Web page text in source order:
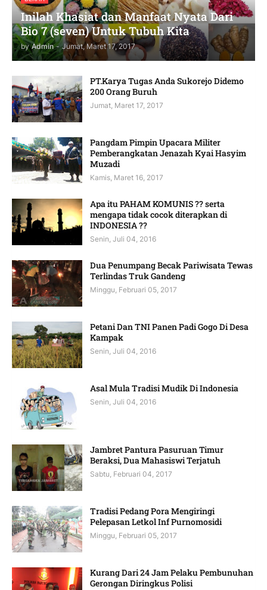
Inilah Khasiat dan Manfaat Nyata Dari
Bio 7 (seven) Untuk Tubuh Kita
by Admin - Jumat, Maret 17, 2017
PT.Karya Tugas Anda Sukorejo Didemo
200 Orang Buruh
Jumat, Maret 17, 2017
Pangdam Pimpin Upacara Militer
Pemberangkatan Jenazah Kyai Hasyim
Muzadi
Kamis, Maret 16, 2017
Apa itu PAHAM KOMUNIS ?? serta
mengapa tidak cocok diterapkan di
INDONESIA ??
Senin, Juli 04, 2016
Dua Penumpang Becak Pariwisata Tewas
Terlindas Truk Gandeng
Minggu, Februari 05, 2017
Petani Dan TNI Panen Padi Gogo Di Desa
Kampak
Senin, Juli 04, 2016
Asal Mula Tradisi Mudik Di Indonesia
Senin, Juli 04, 2016
Jambret Pantura Pasuruan Timur
Beraksi, Dua Mahasiswi Terjatuh
Sabtu, Februari 04, 2017
Tradisi Pedang Pora Mengiringi
Pelepasan Letkol Inf Purnomosidi
Minggu, Februari 05, 2017
Kurang Dari 24 Jam Pelaku Pembunuhan
Gerongan Diringkus Polisi